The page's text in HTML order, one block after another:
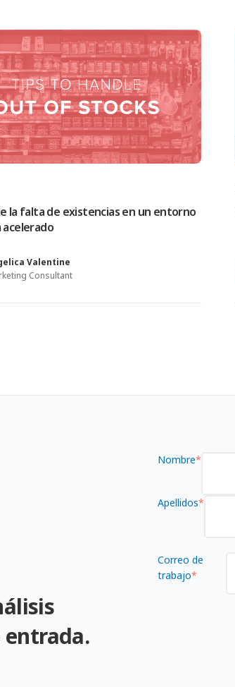
la falta de existencias en un entorno
Valentine
Consultant
Nombre*
Apellidos*
Correo de
trabajo*